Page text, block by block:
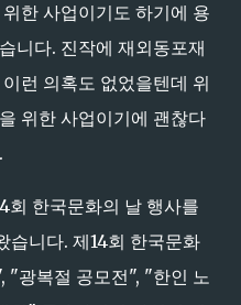
한 사업이기도 하기에 용
니다. 진작에 재외동포재
런 의혹도 없었을텐데 위
위한 사업이기에 괜찮다
회 한국문화의 날 행사를
습니다. 제14회 한국문화
"광복절 공모전", "한인 노